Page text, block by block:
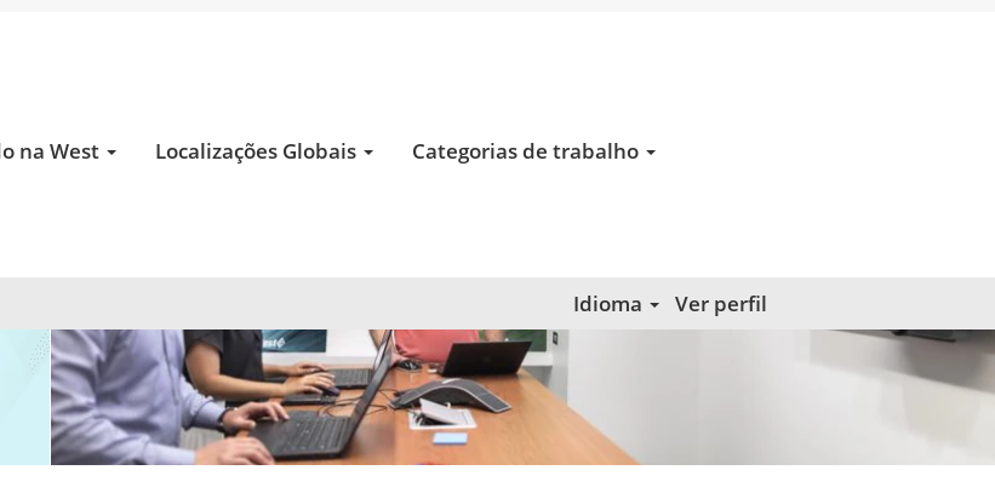
na West Localizações Globais Categorias de trabalho
Idioma Ver perfil